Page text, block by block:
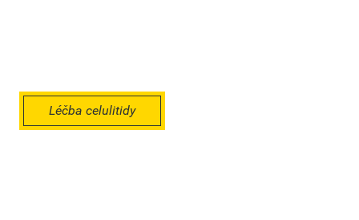
Léčba celulitidy